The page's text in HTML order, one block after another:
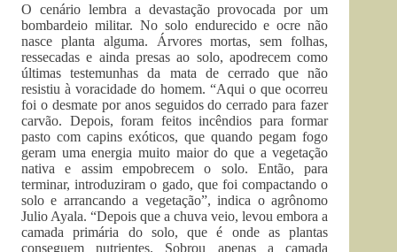
O cenário lembra a devastação provocada por um
bombardeio militar. No solo endurecido e ocre não
nasce planta alguma. Árvores mortas, sem folhas,
ressecadas e ainda presas ao solo, apodrecem como
últimas testemunhas da mata de cerrado que não
resistiu à voracidade do homem. “Aqui o que ocorreu
foi o desmate por anos seguidos do cerrado para fazer
carvão. Depois, foram feitos incêndios para formar
pasto com capins exóticos, que quando pegam fogo
geram uma energia muito maior do que a vegetação
nativa e assim empobrecem o solo. Então, para
terminar, introduziram o gado, que foi compactando o
solo e arrancando a vegetação”, indica o agrônomo
Julio Ayala. “Depois que a chuva veio, levou embora a
camada primária do solo, que é onde as plantas
conseguem nutrientes. Sobrou apenas a camada